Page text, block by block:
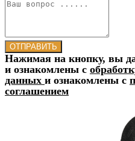
ОТПРАВИТЬ
Нажимая на кнопку, вы
и ознакомлены с
данных и ознакомлены с
соглашением